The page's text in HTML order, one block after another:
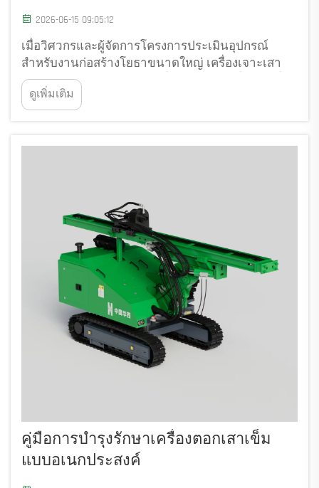
2026-06-15 09:05:12
เมื่อวิศวกรและผู้จัดการโครงการประเมินอุปกรณ์
สำหรับงานก่อสร้างโยธาขนาดใหญ่ เครื่องเจาะเสา
เข็มมักถูกพิจารณาว่าเป็นหนึ่งในทรัพย์สินที่สำคัญที่สุด
บนไซต์งาน โครงการโครงสร้างพื้นฐานขนาดใหญ่ —
ที่ครอบคลุมสะพาน ทางยกระดับ และโครงสร้างลึก
ดูเพิ่มเติม
คู่มือการบำรุงรักษาเครื่องตอกเสาเข็ม
แบบอเนกประสงค์